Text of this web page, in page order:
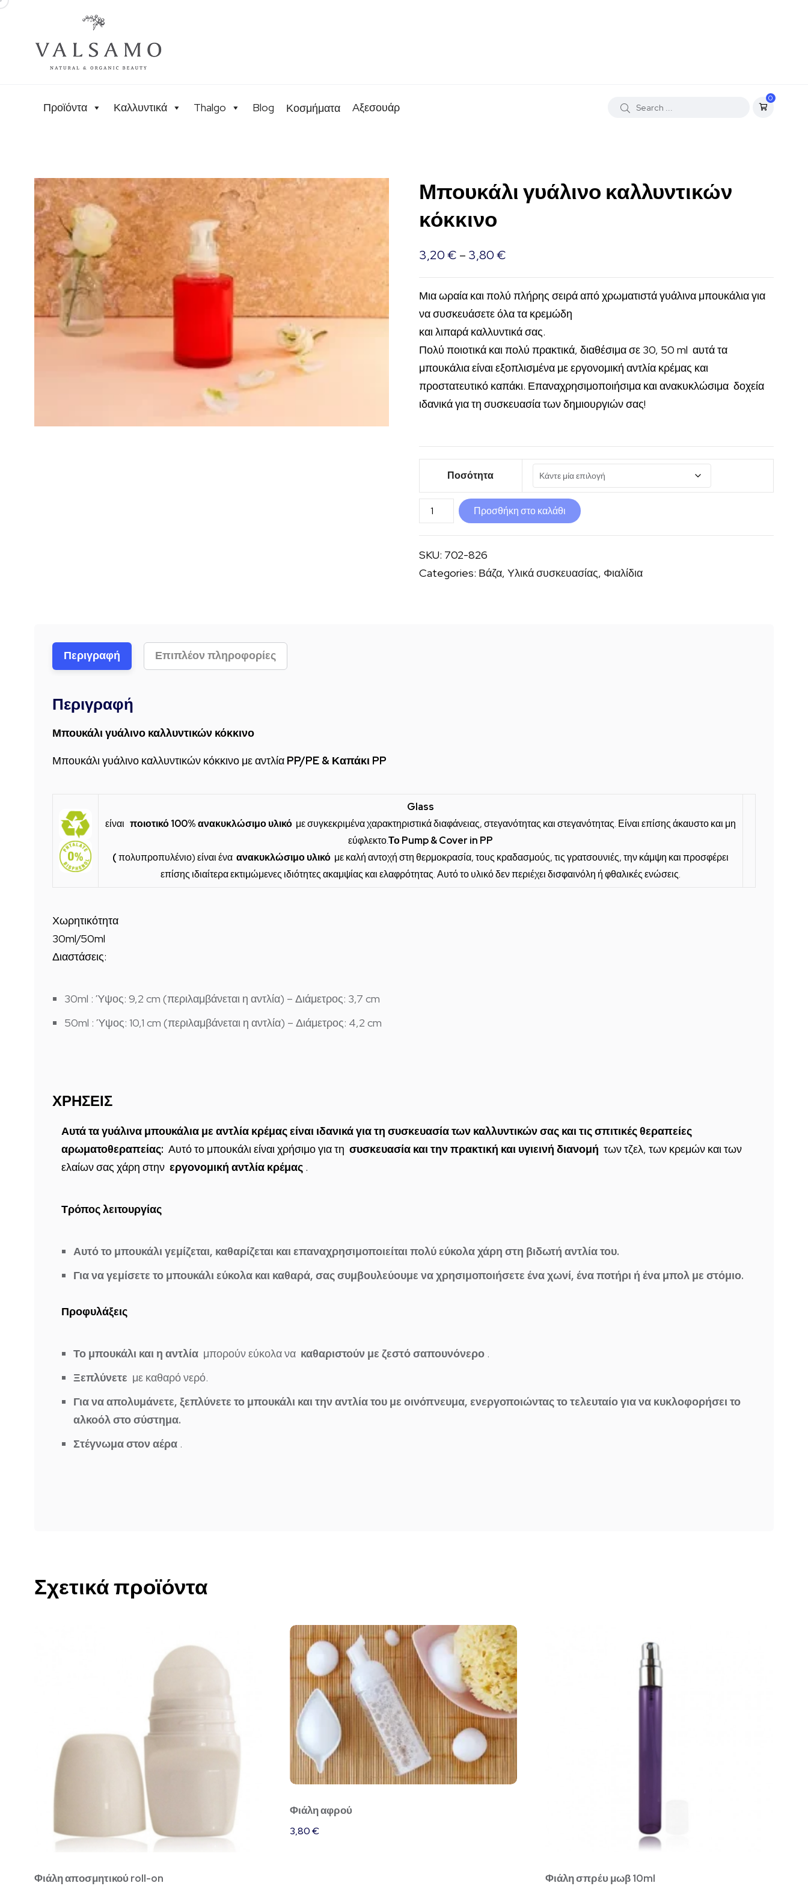
Προϊόντα Καλλυντικά Thalgo Blog Κοσμήματα Aξεσουάρ
0
Μπουκάλι γυάλινο καλλυντικών
κόκκινο
3,20€ – 3,80€
Μια ωραία και πολύ πλήρης σειρά από χρωματιστά γυάλινα μπουκάλια για
να συσκευάσετε όλα τα κρεμώδη
και λιπαρά καλλυντικά σας.
Πολύ ποιοτικά και πολύ πρακτικά, διαθέσιμα σε 30, 50 ml αυτά τα
μπουκάλια είναι εξοπλισμένα με εργονομική αντλία κρέμας και
προστατευτικό καπάκι. Επαναχρησιμοποιήσιμα και ανακυκλώσιμα δοχεία
ιδανικά για τη συσκευασία των δημιουργιών σας!
Ποσότητα
Μπουκάλι
γυάλινο
κόκκινο
ποσότητα
Προσθήκη στο καλάθι
SKU: 702-826
Categories: Βάζα, Υλικά συσκευασίας, Φιαλίδια
Περιγραφή Επιπλέον πληροφορίες
Περιγραφή
Μπουκάλι γυάλινο καλλυντικών κόκκινο
Μπουκάλι γυάλινο καλλυντικών κόκκινο με αντλία PP/PE & Καπάκι PP
Glass
είναι ποιοτικό 100% ανακυκλώσιμο υλικό με συγκεκριμένα χαρακτηριστικά διαφάνειας, στεγανότητας και στεγανότητας. Είναι επίσης άκαυστο και μη
εύφλεκτο.Το Pump & Cover in PP
(πολυπροπυλένιο) είναι ένα ανακυκλώσιμο υλικό με καλή αντοχή στη θερμοκρασία, τους κραδασμούς, τις γρατσουνιές, την κάμψη και προσφέρει
επίσης ιδιαίτερα εκτιμώμενες ιδιότητες ακαμψίας και ελαφρότητας. Αυτό το υλικό δεν περιέχει δισφαινόλη ή φθαλικές ενώσεις.
Χωρητικότητα
30ml/50ml
Διαστάσεις:
30ml : Ύψος: 9,2 cm (περιλαμβάνεται η αντλία) – Διάμετρος: 3,7 cm
50ml : Ύψος: 10,1 cm (περιλαμβάνεται η αντλία) – Διάμετρος: 4,2 cm
ΧΡΗΣΕΙΣ
Αυτά τα γυάλινα μπουκάλια με αντλία κρέμας είναι ιδανικά για τη συσκευασία των καλλυντικών σας και τις σπιτικές θεραπείες
αρωματοθεραπείας: Αυτό το μπουκάλι είναι χρήσιμο για τη συσκευασία και την πρακτική και υγιεινή διανομή των τζελ, των κρεμών και των
ελαίων σας χάρη στην εργονομική αντλία κρέμας .
Τρόπος λειτουργίας
Αυτό το μπουκάλι γεμίζεται, καθαρίζεται και επαναχρησιμοποιείται πολύ εύκολα χάρη στη βιδωτή αντλία του.
Για να γεμίσετε το μπουκάλι εύκολα και καθαρά, σας συμβουλεύουμε να χρησιμοποιήσετε ένα χωνί, ένα ποτήρι ή ένα μπολ με στόμιο.
Προφυλάξεις
Το μπουκάλι και η αντλία μπορούν εύκολα να καθαριστούν με ζεστό σαπουνόνερο .
Ξεπλύνετε με καθαρό νερό.
Για να απολυμάνετε, ξεπλύνετε το μπουκάλι και την αντλία του με οινόπνευμα, ενεργοποιώντας το τελευταίο για να κυκλοφορήσει το
αλκοόλ στο σύστημα.
Στέγνωμα στον αέρα .
Σχετικά προϊόντα
Φιάλη αποσμητικού roll-on
Φιάλη αφρού
3,80€
Φιάλη σπρέυ μωβ 10ml